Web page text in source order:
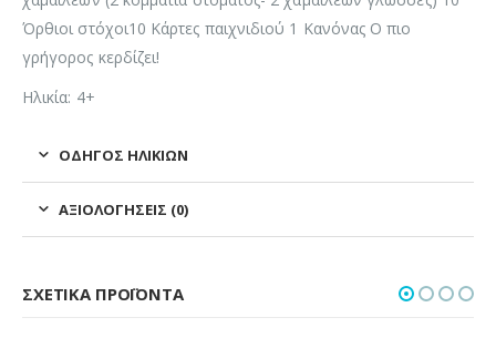
Όρθιοι στόχοι10 Κάρτες παιχνιδιού 1 Κανόνας Ο πιο
γρήγορος κερδίζει!
Ηλικία: 4+
ΟΔΗΓΌΣ ΗΛΙΚΙΏΝ
ΑΞΙΟΛΟΓΉΣΕΙΣ (0)
ΣΧΕΤΙΚΆ ΠΡΟΪΌΝΤΑ